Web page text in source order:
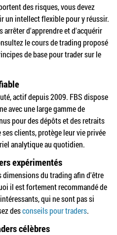
des risques, vous devez
un intellect flexible pour y réussir.
arrêter d'apprendre et d'acquérir
le cours de trading proposé
de base pour trader sur le
actif depuis 2009. FBS dispose
avec une large gamme de
pour des dépôts et des retraits
clients, protège leur vie privée
analytique au quotidien.
expérimentés
dimensions du trading afin d'être
il est fortement recommandé de
qui ne sont pas si
desconseils pour traders.
célèbres